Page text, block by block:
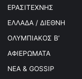
ΕΡΑΣΙΤΕΧΝΗΣ
ΕΛΛΑΔΑ / ΔΙΕΘΝΗ
ΟΛΥΜΠΙΑΚΟΣ Β’
ΑΦΙΕΡΩΜΑΤΑ
ΝΕΑ & GOSSIP